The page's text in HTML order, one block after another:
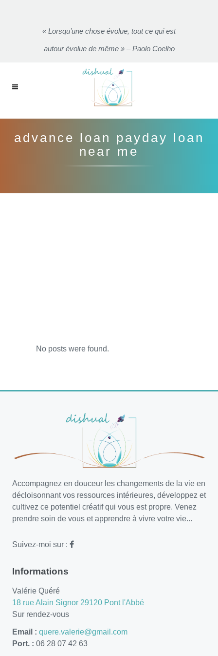
« Lorsqu’une chose évolue, tout ce qui est
autour évolue de même » – Paolo Coelho
advance loan payday loan
near me
No posts were found.
Accompagnez en douceur les changements de la vie en
décloisonnant vos ressources intérieures, développez et
cultivez ce potentiel créatif qui vous est propre. Venez
prendre soin de vous et apprendre à vivre votre vie...
Suivez-moi sur :
Informations
Valérie Quéré
18 rue Alain Signor 29120 Pont l'Abbé
Sur rendez-vous
Email : quere.valerie@gmail.com
Port. : 06 28 07 42 63